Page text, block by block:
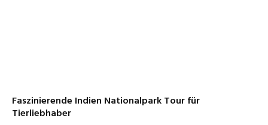
Faszinierende Indien Nationalpark Tour für
Tierliebhaber